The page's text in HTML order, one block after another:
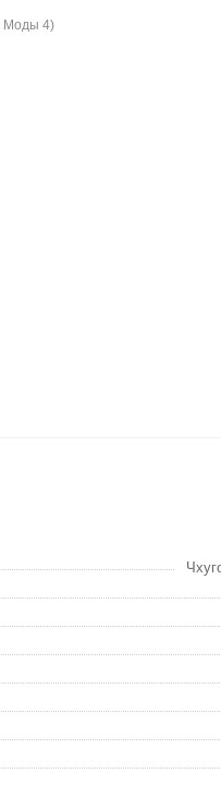
Моды 4)